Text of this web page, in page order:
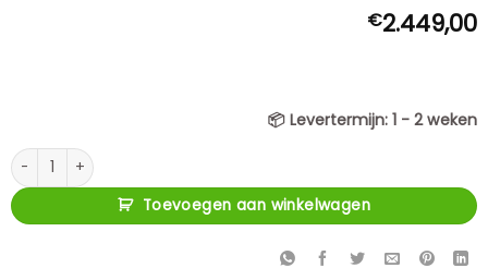
€2.449,00
📦 Levertermijn: 1 - 2 weken
Eettafel Alexander Jones beige (Renaissance) aantal
Toevoegen aan winkelwagen